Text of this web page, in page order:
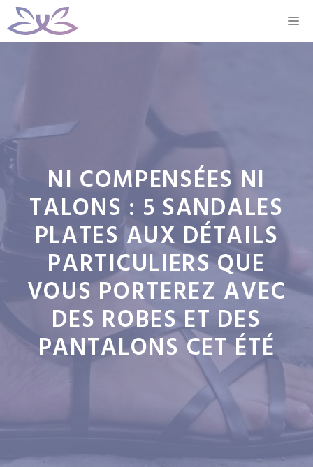
Aller
au
NI COMPENSÉES NI
TALONS : 5 SANDALES
PLATES AUX DÉTAILS
PARTICULIERS QUE
VOUS PORTEREZ AVEC
DES ROBES ET DES
PANTALONS CET ÉTÉ